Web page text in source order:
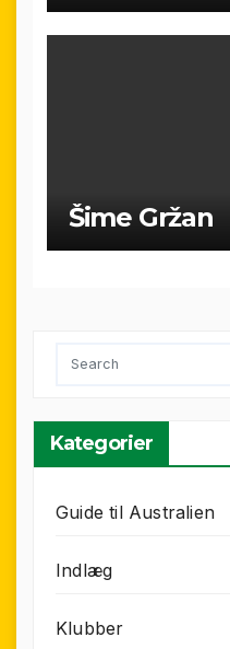
Šime Gržan
Kategorier
Guide til Australien
Indlæg
Klubber